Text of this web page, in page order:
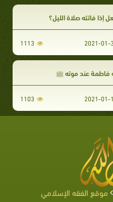
إذا فاتته صلاة الليل؟
1113
فاطمة عند موته ﷺ
1103
موقع الفقه الإسلامي